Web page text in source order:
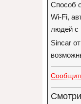
Способ
Wi-Fi,
людей с
Sincar